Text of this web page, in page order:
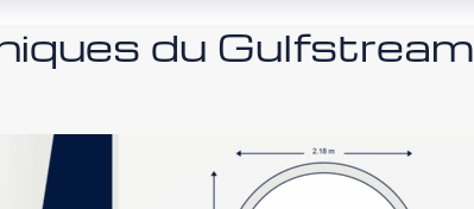
du Gulfstream